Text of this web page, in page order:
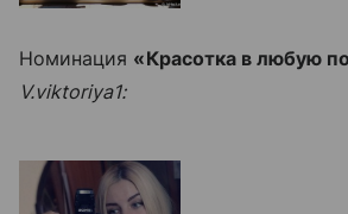
Номинация «Красотка в любую
V.viktoriya1: